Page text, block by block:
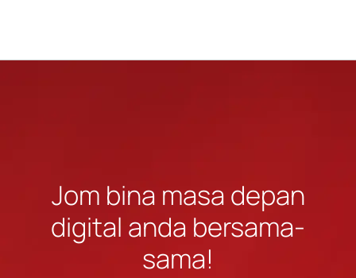
Jom bina masa depan
digital anda bersama-
sama!